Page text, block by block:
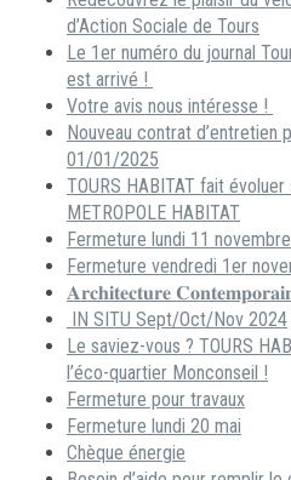
d’Action Sociale de Tours
Le 1er numéro du journal
est arrivé !
Votre avis nous intéresse !
Nouveau contrat d’entretien
01/01/2025
TOURS HABITAT fait
METROPOLE HABITAT
Fermeture lundi 11 novembre
Fermeture vendredi 1er
𝐀𝐫𝐜𝐡𝐢𝐭𝐞𝐜𝐭𝐮𝐫𝐞
IN SITU Sept/Oct/Nov 2024
Le saviez-vous ? TOURS
l’éco-quartier Monconseil !
Fermeture pour travaux
Fermeture lundi 20 mai
Chèque énergie